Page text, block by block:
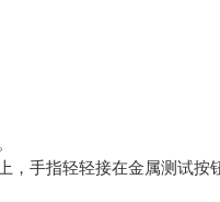
手指轻轻接在金属测试按